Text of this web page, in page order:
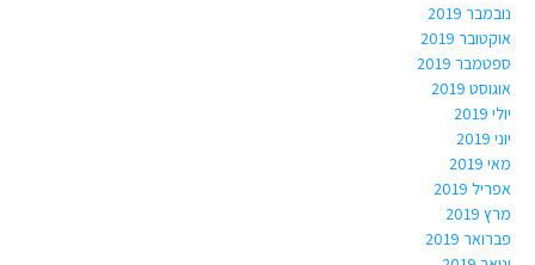
נובמבר 2019
אוקטובר 2019
ספטמבר 2019
אוגוסט 2019
יולי 2019
יוני 2019
מאי 2019
אפריל 2019
מרץ 2019
פברואר 2019